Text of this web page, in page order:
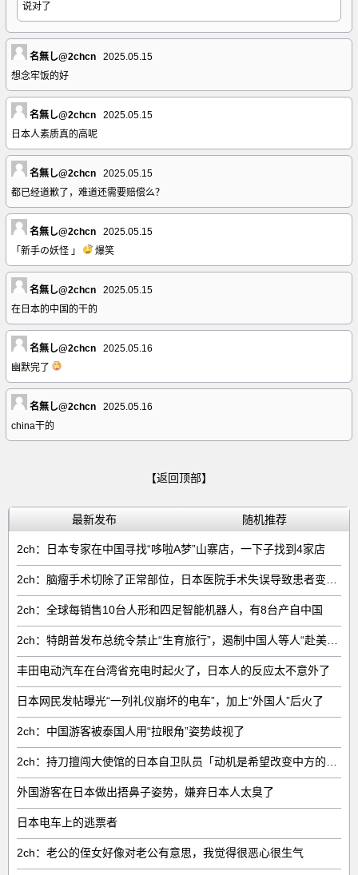
说对了
名無し@2chcn
2025.05.15
想念牢饭的好
名無し@2chcn
2025.05.15
日本人素质真的高呢
名無し@2chcn
2025.05.15
都已经道歉了，难道还需要赔偿么？
名無し@2chcn
2025.05.15
「新手の妖怪 」
爆笑
名無し@2chcn
2025.05.15
在日本的中国的干的
名無し@2chcn
2025.05.16
幽默完了
名無し@2chcn
2025.05.16
china干的
【返回顶部】
最新发布 随机推荐
2ch：日本专家在中国寻找“哆啦A梦”山寨店，一下子找到4家店
2ch：脑瘤手术切除了正常部位，日本医院手术失误导致患者变成植物人
2ch：全球每销售‌10台人形和四足智能机器人‌，有‌8台‌产自中国
2ch：特朗普发布总统令禁止“生育旅行”，遏制中国人等人“赴美生子”
丰田电动汽车在台湾省充电时起火了，日本人的反应太不意外了
日本网民发帖曝光“一列礼仪崩坏的电车”，加上“外国人”后火了
2ch：中国游客被泰国人用“拉眼角”姿势歧视了
2ch：持刀擅闯大使馆的日本自卫队员「动机是希望改变中方的外交方针」
外国游客在日本做出捂鼻子姿势，嫌弃日本人太臭了
日本电车上的逃票者
2ch：老公的侄女好像对老公有意思，我觉得很恶心很生气